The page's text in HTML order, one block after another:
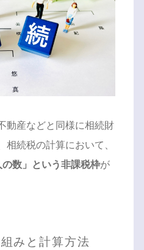
動産などと同様に相続財
相続税の計算において、
の数」という非課税枠が
みと計算方法